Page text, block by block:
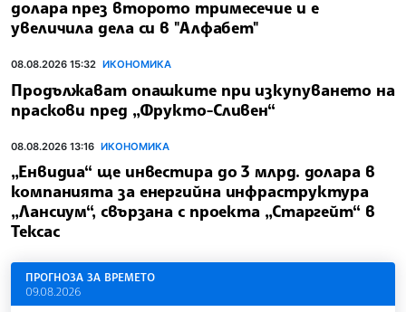
долара през второто тримесечие и е
увеличила дела си в "Алфабет"
08.08.2026 15:32 ИКОНОМИКА
Продължават опашките при изкупуването на
праскови пред „Фрукто-Сливен“
08.08.2026 13:16 ИКОНОМИКА
„Енвидиа“ ще инвестира до 3 млрд. долара в
компанията за енергийна инфраструктура
„Лансиум“, свързана с проекта „Старгейт“ в
Тексас
ПРОГНОЗА ЗА ВРЕМЕТО
09.08.2026